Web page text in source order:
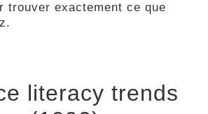
trouver exactement ce que
literacy trends